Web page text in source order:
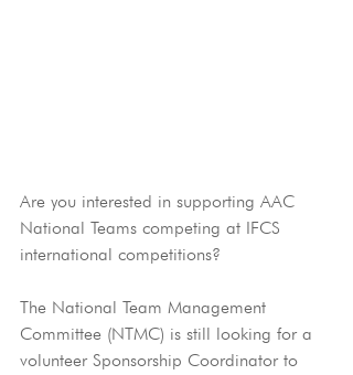
Are you interested in supporting AAC
National Teams competing at IFCS
international competitions?
The National Team Management
Committee (NTMC) is still looking for a
volunteer Sponsorship Coordinator to